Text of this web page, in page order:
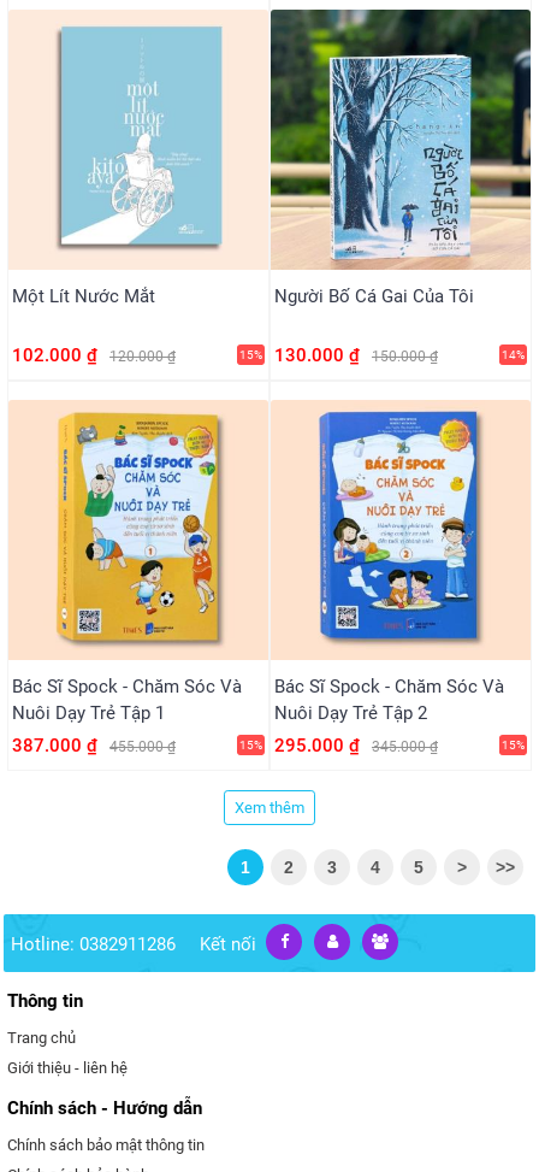
Một Lít Nước Mắt
102.000 ₫ 120.000 ₫ 15%
Người Bố Cá Gai Của Tôi
130.000 ₫ 150.000 ₫ 14%
Bác Sĩ Spock - Chăm Sóc Và
Nuôi Dạy Trẻ Tập 1
387.000 ₫
455.000 ₫ 15%
Bác Sĩ Spock - Chăm Sóc Và
Nuôi Dạy Trẻ Tập 2
295.000 ₫
345.000 ₫ 15%
Xem thêm
1 2 3 4 5 > >>
Hotline: 0382911286 Kết nối
Thông tin
Trang chủ
Giới thiệu - liên hệ
Chính sách - Hướng dẫn
Chính sách bảo mật thông tin